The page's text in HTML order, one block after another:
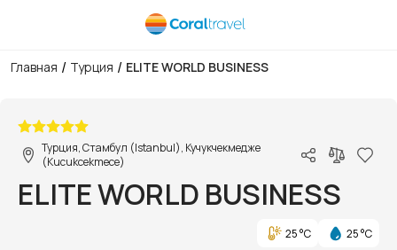
Главная / Турция / ELITE WORLD BUSINESS
Турция, Стамбул (Istanbul), Кучукчекмедже
(Kucukcekmece)
ELITE WORLD BUSINESS
25 °C
25 °C